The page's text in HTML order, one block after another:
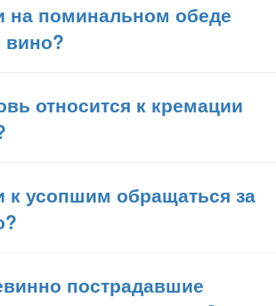
на поминальном обеде
вино?
относится к кремации
усопшим обращаться за
пострадавшие